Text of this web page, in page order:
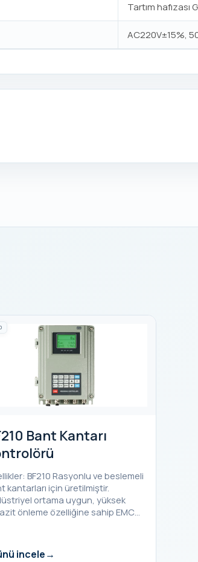
Tartım hafızası
AC220V±15%,
Bant Kantarı
BF210 Rasyonlu ve beslemeli
kantarları için üretilmiştir.
ortama uygun, yüksek
önleme özelliğine sahip EMC…
incele